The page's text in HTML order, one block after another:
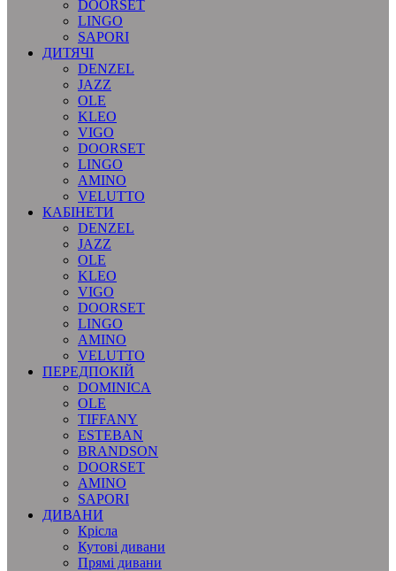
DOORSET
LINGO
SAPORI
ДИТЯЧІ
DENZEL
JAZZ
OLE
KLEO
VIGO
DOORSET
LINGO
AMINO
VELUTTO
КАБІНЕТИ
DENZEL
JAZZ
OLE
KLEO
VIGO
DOORSET
LINGO
AMINO
VELUTTO
ПЕРЕДПОКІЙ
DOMINICA
OLE
TIFFANY
ESTEBAN
BRANDSON
DOORSET
AMINO
SAPORI
ДИВАНИ
Крісла
Кутові дивани
Прямі дивани